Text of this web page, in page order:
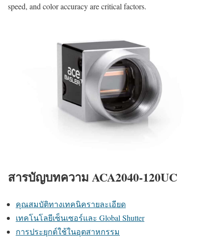
speed, and color accuracy are critical factors.
สารบัญบทความ ACA2040-120UC
คุณสมบัติทางเทคนิครายละเอียด
เทคโนโลยีเซ็นเซอร์และ Global Shutter
การประยุกต์ใช้ในอุตสาหกรรม